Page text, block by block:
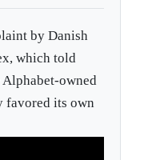
by Danish
which told
owned
favored its own